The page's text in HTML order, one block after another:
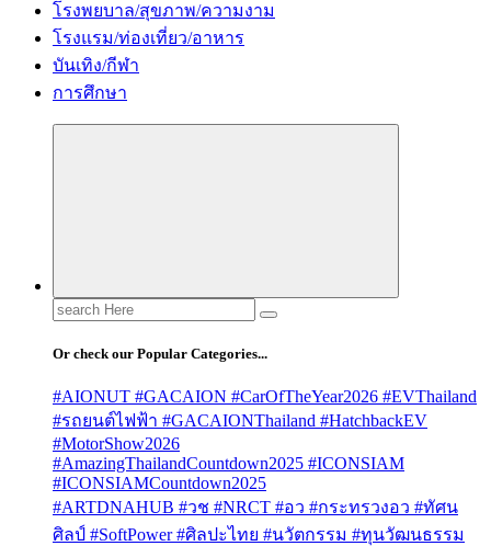
โรงพยบาล/สุขภาพ/ความงาม
โรงแรม/ท่องเที่ยว/อาหาร
บันเทิง/กีฬา
การศึกษา
Search
for:
Or check our Popular Categories...
#AIONUT #GACAION #CarOfTheYear2026 #EVThailand
#รถยนต์ไฟฟ้า #GACAIONThailand #HatchbackEV
#MotorShow2026
#AmazingThailandCountdown2025 #ICONSIAM
#ICONSIAMCountdown2025
#ARTDNAHUB #วช #NRCT #อว #กระทรวงอว #ทัศน
ศิลป์ #SoftPower #ศิลปะไทย #นวัตกรรม #ทุนวัฒนธรรม